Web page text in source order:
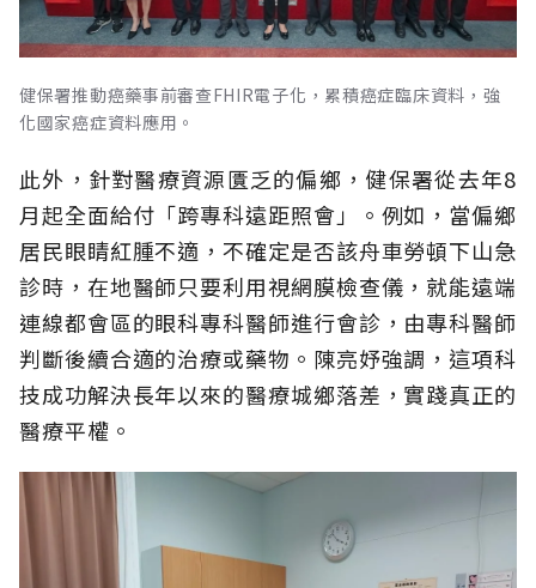
健保署推動癌藥事前審查FHIR電子化，累積癌症臨床資料，強
化國家癌症資料應用。
此外，針對醫療資源匱乏的偏鄉，健保署從去年8
月起全面給付「跨專科遠距照會」。例如，當偏鄉
居民眼睛紅腫不適，不確定是否該舟車勞頓下山急
診時，在地醫師只要利用視網膜檢查儀，就能遠端
連線都會區的眼科專科醫師進行會診，由專科醫師
判斷後續合適的治療或藥物。陳亮妤強調，這項科
技成功解決長年以來的醫療城鄉落差，實踐真正的
醫療平權。